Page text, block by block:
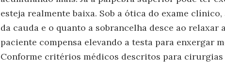
esteja realmente baixa. Sob a ótica do exame
da cauda e o quanto a sobrancelha desce ao relaxar
paciente compensa elevando a testa para enxergar
Conforme critérios médicos descritos para